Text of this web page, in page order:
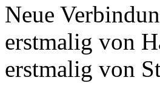
Neue
erstmalig von
erstmalig von